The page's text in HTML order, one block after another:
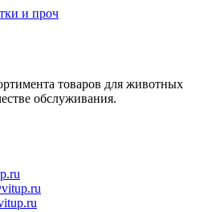
и проч
товаров для животных
обслуживания.